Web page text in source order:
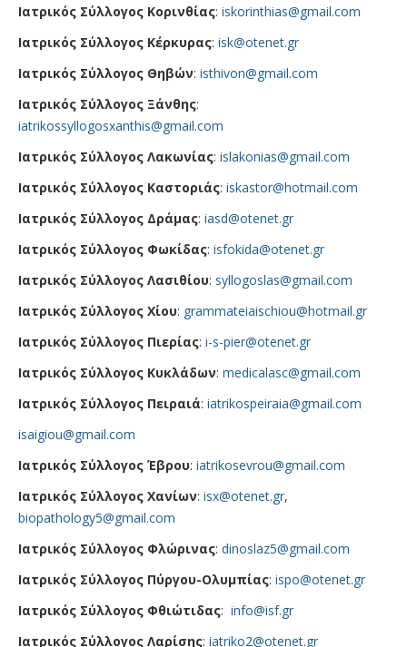
Ιατρικός Σύλλογος Κορινθίας: iskorinthias@gmail.com
Ιατρικός Σύλλογος Κέρκυρας: isk@otenet.gr
Ιατρικός Σύλλογος Θηβών: isthivon@gmail.com
Ιατρικός Σύλλογος Ξάνθης:
iatrikossyllogosxanthis@gmail.com
Ιατρικός Σύλλογος Λακωνίας: islakonias@gmail.com
Ιατρικός Σύλλογος Καστοριάς: iskastor@hotmail.com
Ιατρικός Σύλλογος Δράμας: iasd@otenet.gr
Ιατρικός Σύλλογος Φωκίδας: isfokida@otenet.gr
Ιατρικός Σύλλογος Λασιθίου: syllogoslas@gmail.com
Ιατρικός Σύλλογος Χίου: grammateiaischiou@hotmail.gr
Ιατρικός Σύλλογος Πιερίας: i-s-pier@otenet.gr
Ιατρικός Σύλλογος Κυκλάδων: medicalasc@gmail.com
Ιατρικός Σύλλογος Πειραιά: iatrikospeiraia@gmail.com
isaigiou@gmail.com
Ιατρικός Σύλλογος Έβρου: iatrikosevrou@gmail.com
Ιατρικός Σύλλογος Χανίων: isx@otenet.gr,
biopathology5@gmail.com
Ιατρικός Σύλλογος Φλώρινας: dinoslaz5@gmail.com
Ιατρικός Σύλλογος Πύργου-Ολυμπίας: ispo@otenet.gr
Ιατρικός Σύλλογος Φθιώτιδας: info@isf.gr
Ιατρικός Σύλλογος Λαρίσης: iatriko2@otenet.gr